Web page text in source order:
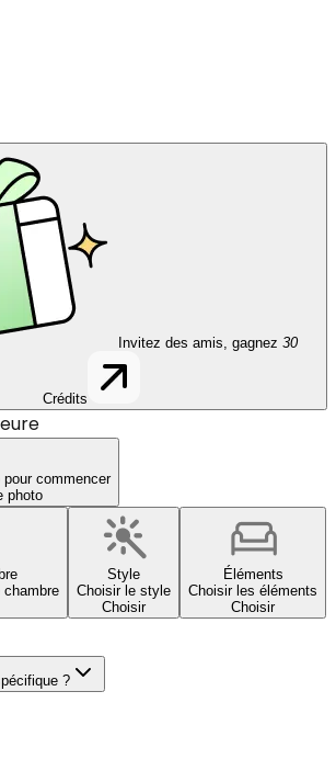
Invitez des amis, gagnez 30
Crédits
commencer
photo
Style
Choisir le style
Choisir
Éléments
Choisir les éléments
Choisir
?